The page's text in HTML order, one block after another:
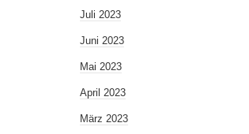
Juli 2023
Juni 2023
Mai 2023
April 2023
März 2023